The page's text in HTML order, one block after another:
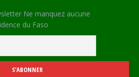
Ne manquez aucune
du Faso